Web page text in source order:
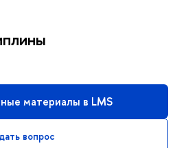
материалы в LMS
вопрос